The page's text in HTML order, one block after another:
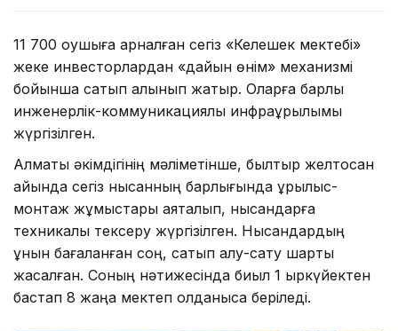
11 700 оқушыға арналған сегіз «Келешек мектебі»
жеке инвесторлардан «дайын өнім» механизмі
бойынша сатып алынып жатыр. Оларға барлық
инженерлік-коммуникациялық инфрақұрылымы
жүргізілген.
Алматы әкімдігінің мәліметінше, былтыр желтоқсан
айында сегіз нысанның барлығында құрылыс-
монтаж жұмыстары аяқталып, нысандарға
техникалық тексеру жүргізілген. Нысандардың
құнын бағаланған соң, сатып алу-сату шарты
жасалған. Соның нәтижесінда биыл 1 қыркүйектен
бастап 8 жаңа мектеп қолданысқа беріледі.